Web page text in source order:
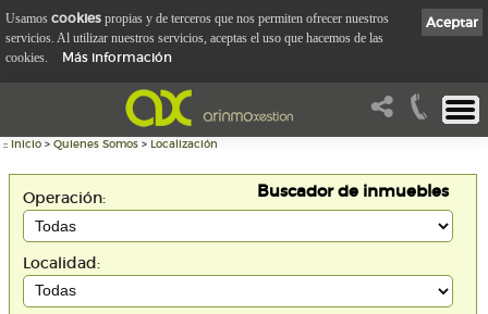
:: Inicio > Quienes Somos > Localización
Buscador de inmuebles
Operación:
Localidad:
Aceptar
Usamos cookies propias y de terceros que nos permiten ofrecer nuestros
servicios. Al utilizar nuestros servicios, aceptas el uso que hacemos de las
cookies.
Más información